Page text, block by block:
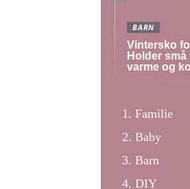
BARN
Vintersko
Holder små
varme og
Familie
Baby
Barn
DIY